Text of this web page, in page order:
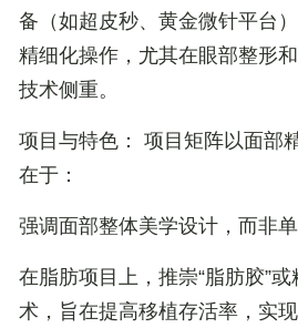
备（如超皮秒、黄金微针平台
精细化操作，尤其在眼部整形
技术侧重。
项目与特色： 项目矩阵以面部
在于：
强调面部整体美学设计，而非
在脂肪项目上，推崇“脂肪胶”
术，旨在提高移植存活率，实